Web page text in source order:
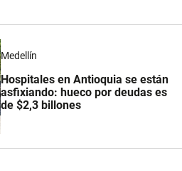
Medellín
Hospitales en Antioquia se están
asfixiando: hueco por deudas es
de $2,3 billones